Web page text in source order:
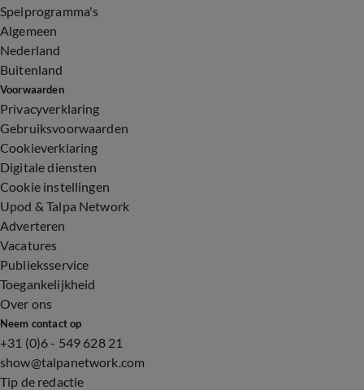
Spelprogramma's
Algemeen
Nederland
Buitenland
Voorwaarden
Privacyverklaring
Gebruiksvoorwaarden
Cookieverklaring
Digitale diensten
Cookie instellingen
Upod & Talpa Network
Adverteren
Vacatures
Publieksservice
Toegankelijkheid
Over ons
Neem contact op
+31 (0)6 - 549 628 21
show@talpanetwork.com
Tip de redactie